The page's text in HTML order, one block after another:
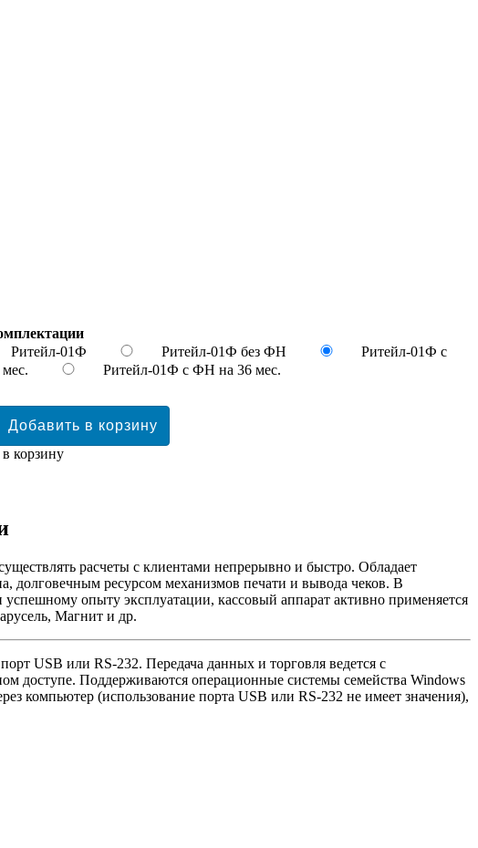
Ритейл-01Ф
Ритейл-01Ф без ФН
Ритейл-01Ф с
Ритейл-01Ф с ФН на 36 мес.
корзину
расчеты с клиентами непрерывно и быстро. Обладает
долговечным ресурсом механизмов печати и вывода чеков. В
опыту эксплуатации, кассовый аппарат активно применяется
Магнит и др.
USB или RS-232. Передача данных и торговля ведется с
доступе. Поддерживаются операционные системы семейства Windows
компьютер (использование порта USB или RS-232 не имеет значения),